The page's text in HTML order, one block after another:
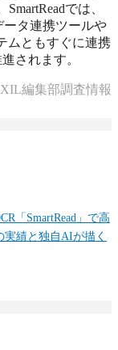
では、
タ連携ツールや
ムともすぐに連携
されます。
編集部調査情報
「SmartRead」で高
績と独自AIが描く